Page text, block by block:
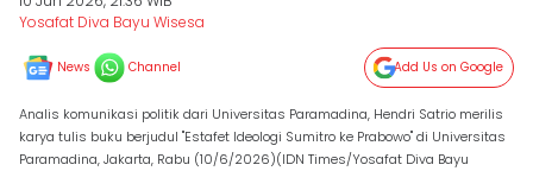
Yosafat Diva Bayu Wisesa
News Channel Add Us on Google
Analis komunikasi politik dari Universitas Paramadina, Hendri Satrio merilis
karya tulis buku berjudul "Estafet Ideologi Sumitro ke Prabowo" di Universitas
Paramadina, Jakarta, Rabu (10/6/2026)(IDN Times/Yosafat Diva Bayu